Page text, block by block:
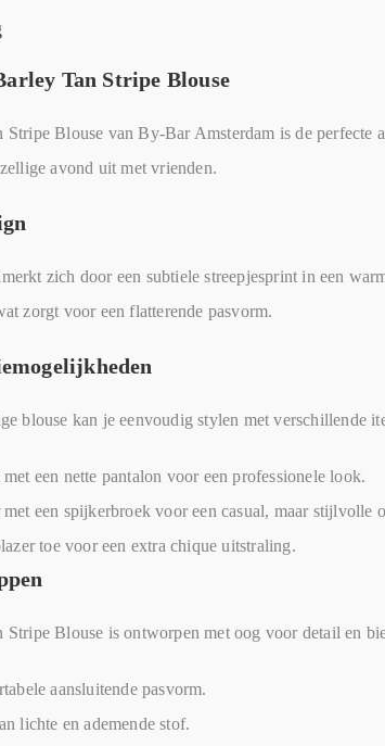
Tan Stripe Blouse
Stripe Blouse van By-Bar Amsterdam is de perfecte
avond uit met vrienden.
zich door een subtiele streepjesprint in een
zorgt voor een flatterende pasvorm.
blouse kan je eenvoudig stylen met verschillende
een nette pantalon voor een professionele look.
een spijkerbroek voor een casual, maar stijlvolle
toe voor een extra chique uitstraling.
Stripe Blouse is ontworpen met oog voor detail en
aansluitende pasvorm.
lichte en ademende stof.